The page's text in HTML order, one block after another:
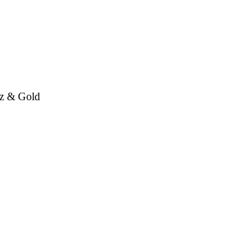
& Gold